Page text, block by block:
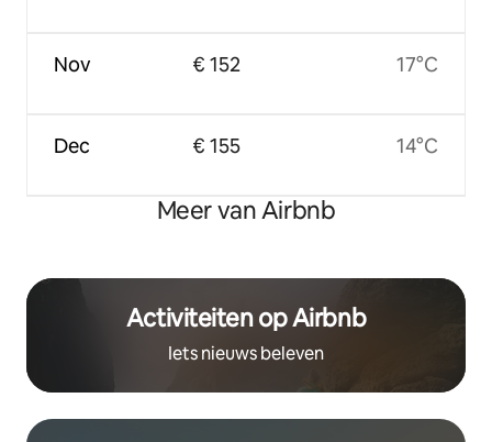
Nov
Dec
€ 152
€ 155
17°C
14°C
Meer van Airbnb
Activiteiten op Airbnb
Iets nieuws beleven